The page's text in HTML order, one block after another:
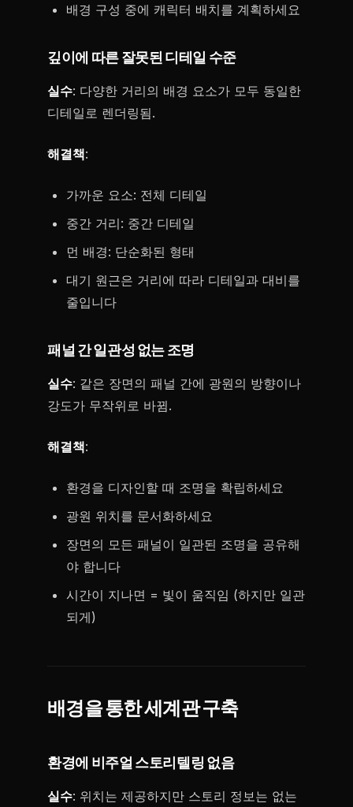
배경 구성 중에 캐릭터 배치를 계획하세요
깊이에 따른 잘못된 디테일 수준
실수: 다양한 거리의 배경 요소가 모두 동일한
디테일로 렌더링됨.
해결책:
가까운 요소: 전체 디테일
중간 거리: 중간 디테일
먼 배경: 단순화된 형태
대기 원근은 거리에 따라 디테일과 대비를
줄입니다
패널 간 일관성 없는 조명
실수: 같은 장면의 패널 간에 광원의 방향이나
강도가 무작위로 바뀜.
해결책:
환경을 디자인할 때 조명을 확립하세요
광원 위치를 문서화하세요
장면의 모든 패널이 일관된 조명을 공유해
야 합니다
시간이 지나면 = 빛이 움직임 (하지만 일관
되게)
배경을 통한 세계관 구축
환경에 비주얼 스토리텔링 없음
실수: 위치는 제공하지만 스토리 정보는 없는